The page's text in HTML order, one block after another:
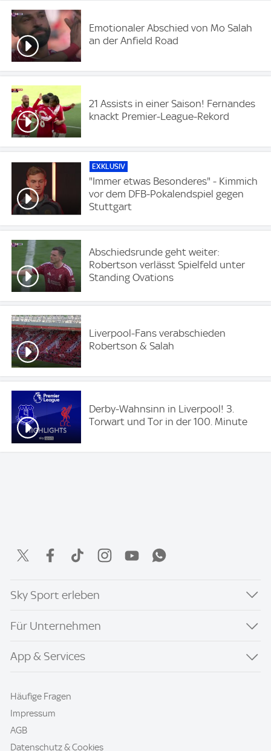
Emotionaler Abschied von Mo Salah
an der Anfield Road
21 Assists in einer Saison! Fernandes
knackt Premier-League-Rekord
EXKLUSIV
"Immer etwas Besonderes" - Kimmich
vor dem DFB-Pokalendspiel gegen
Stuttgart
Abschiedsrunde geht weiter:
Robertson verlässt Spielfeld unter
Standing Ovations
Liverpool-Fans verabschieden
Robertson & Salah
Derby-Wahnsinn in Liverpool! 3.
Torwart und Tor in der 100. Minute
Sky Sport erleben
Für Unternehmen
App & Services
Häufige Fragen
Impressum
AGB
Datenschutz & Cookies